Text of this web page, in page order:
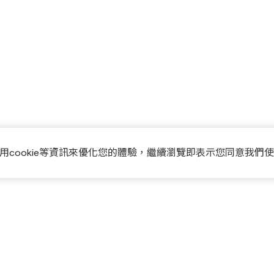
cookie等資訊來優化您的體驗，繼續瀏覽即表示您同意我們